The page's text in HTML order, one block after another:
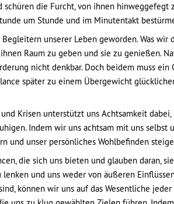
die Furcht, von ihnen hinweggefegt
um Stunde und im Minutentakt
unserer Leben geworden. Was wir
Raum zu geben und sie zu genießen.
nicht denkbar. Doch beidem muss
später zu einem Übergewicht
Krisen unterstützt uns Achtsamkeit
Indem wir uns achtsam mit uns selbst
und unser persönliches Wohlbefinden
die sich uns bieten und glauben daran,
und uns weder von äußeren
können wir uns auf das Wesentliche